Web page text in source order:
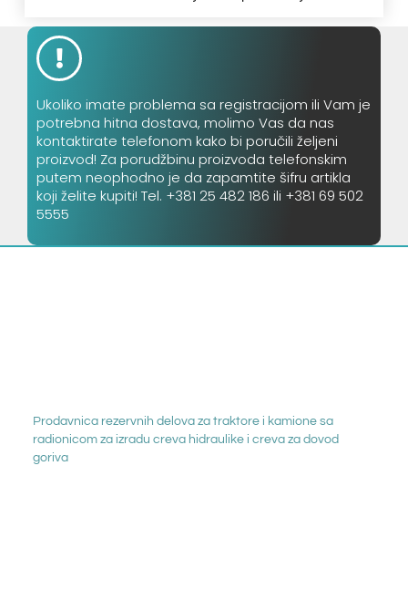
Ukoliko imate problema sa registracijom ili Vam je
potrebna hitna dostava, molimo Vas da nas
kontaktirate telefonom kako bi poručili željeni
proizvod! Za porudžbinu proizvoda telefonskim
putem neophodno je da zapamtite šifru artikla
koji želite kupiti! Tel. +381 25 482 186 ili +381 69 502
5555
Prodavnica rezervnih delova za traktore i kamione sa
radionicom za izradu creva hidraulike i creva za dovod
goriva